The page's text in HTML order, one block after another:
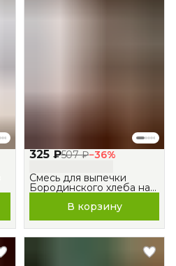
325 ₽507 ₽−36%
Смесь для выпечки
Бородинского хлеба на
В корзину